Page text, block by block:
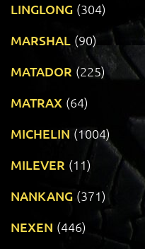
LINGLONG (304)
MARSHAL (90)
MATADOR (225)
MATRAX (64)
MICHELIN (1004)
MILEVER (11)
NANKANG (371)
NEXEN (446)